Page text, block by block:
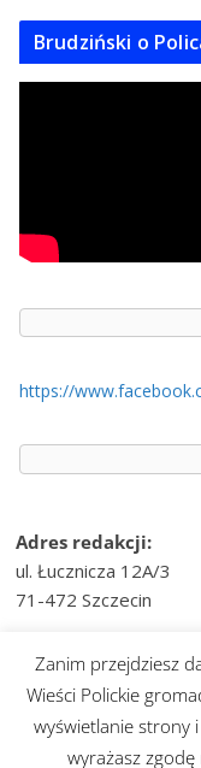
Brudziński o
https://
Adres redakcji:
ul. Łucznicza 12A/3
71-472 Szczecin
e-mail:
tel. kom.:509-609-
Prawa autorskie ©
Zanim przejdziesz
Wieści Polickie
wyświetlanie strony
wyrażasz